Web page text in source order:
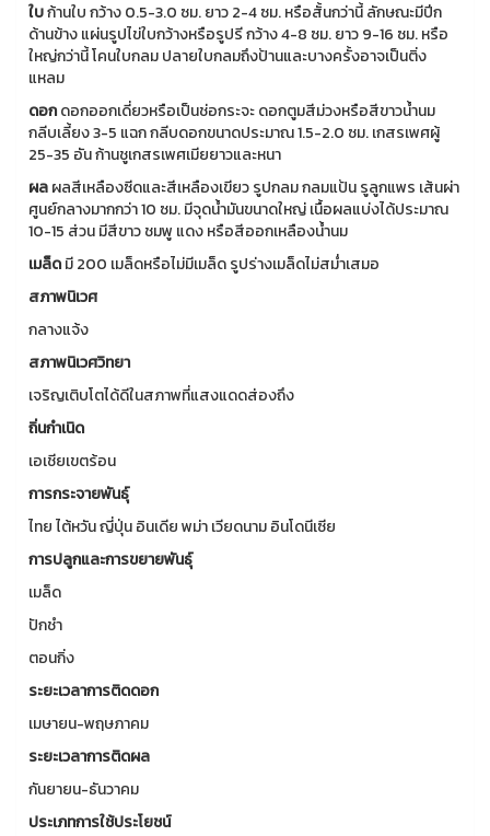
ใบก้านใบ กว้าง 0.5-3.0 ซม. ยาว 2-4 ซม. หรือสั้นกว่านี้ ลักษณะมีปีก
ด้านข้าง แผ่นรูปไข่ใบกว้างหรือรูปรี กว้าง 4-8 ซม. ยาว 9-16 ซม. หรือ
ใหญ่กว่านี้ โคนใบกลม ปลายใบกลมถึงป้านและบางครั้งอาจเป็นติ่ง
แหลม
ดอกดอกออกเดี่ยวหรือเป็นช่อกระจะ ดอกตูมสีม่วงหรือสีขาวน้ำนม
กลีบเลี้ยง 3-5 แฉก กลีบดอกขนาดประมาณ 1.5-2.0 ซม. เกสรเพศผู้
25-35 อัน ก้านชูเกสรเพศเมียยาวและหนา
ผลผลสีเหลืองซีดและสีเหลืองเขียว รูปกลม กลมแป้น รูลูกแพร เส้นผ่า
ศูนย์กลางมากกว่า 10 ซม. มีจุดน้ำมันขนาดใหญ่ เนื้อผลแบ่งได้ประมาณ
10-15 ส่วน มีสีขาว ชมพู แดง หรือสีออกเหลืองน้ำนม
เมล็ดมี 200 เมล็ดหรือไม่มีเมล็ด รูปร่างเมล็ดไม่สม่ำเสมอ
สภาพนิเวศ
กลางแจ้ง
สภาพนิเวศวิทยา
เจริญเติบโตได้ดีในสภาพที่แสงแดดส่องถึง
ถิ่นกำเนิด
เอเชียเขตร้อน
การกระจายพันธุ์
ไทย ไต้หวัน ญี่ปุ่น อินเดีย พม่า เวียดนาม อินโดนีเซีย
การปลูกและการขยายพันธุ์
เมล็ด
ปักชำ
ตอนกิ่ง
ระยะเวลาการติดดอก
เมษายน-พฤษภาคม
ระยะเวลาการติดผล
กันยายน-ธันวาคม
ประเภทการใช้ประโยชน์